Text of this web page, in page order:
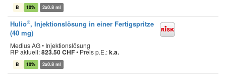
B 10% 2x0.8 ml
Hulio®, Injektionslösung in einer Fertigspritze
(40 mg)
Medius AG • Injektionslösung
RP aktuell:823.50 CHF• Preis p.E.:k.a.
B 10% 2x0.8 ml